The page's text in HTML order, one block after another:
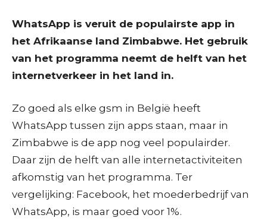
WhatsApp is veruit de populairste app in
het Afrikaanse land Zimbabwe. Het gebruik
van het programma neemt de helft van het
internetverkeer in het land in.
Zo goed als elke gsm in België heeft
WhatsApp tussen zijn apps staan, maar in
Zimbabwe is de app nog veel populairder.
Daar zijn de helft van alle internetactiviteiten
afkomstig van het programma. Ter
vergelijking: Facebook, het moederbedrijf van
WhatsApp, is maar goed voor 1%.